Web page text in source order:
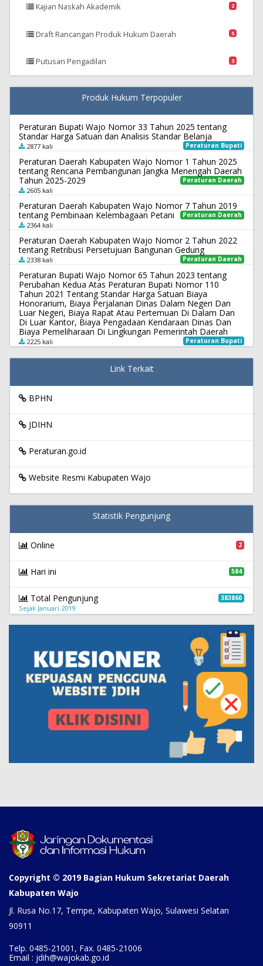
Kajian Naskah Akademik 2
Draft Rancangan Produk Hukum Daerah 5
Putusan Pengadilan 3
Produk Hukum Terpopuler
Peraturan Bupati Wajo Nomor 33 Tahun 2025 tentang
Standar Harga Satuan dan Analisis Standar Belanja
Peraturan Bupati
2877 kali
Peraturan Daerah Kabupaten Wajo Nomor 1 Tahun 2025
tentang Rencana Pembangunan Jangka Menengah Daerah
Tahun 2025-2029
Peraturan Daerah
2605 kali
Peraturan Daerah Kabupaten Wajo Nomor 7 Tahun 2019
tentang Pembinaan Kelembagaan Petani
Peraturan Daerah
2364 kali
Peraturan Daerah Kabupaten Wajo Nomor 2 Tahun 2022
tentang Retribusi Persetujuan Bangunan Gedung
Peraturan Daerah
2338 kali
Peraturan Bupati Wajo Nomor 65 Tahun 2023 tentang
Perubahan Kedua Atas Peraturan Bupati Nomor 110
Tahun 2021 Tentang Standar Harga Satuan Biaya
Honorarium, Biaya Perjalanan Dinas Dalam Negeri Dan
Luar Negeri, Biaya Rapat Atau Pertemuan Di Dalam Dan
Di Luar Kantor, Biaya Pengadaan Kendaraan Dinas Dan
Biaya Pemeliharaan Di Lingkungan Pemerintah Daerah
Peraturan Bupati
2225 kali
Link Terkait
BPHN
JDIHN
Peraturan.go.id
Website Resmi Kabupaten Wajo
Statistik Pengunjung
Online 2
Hari ini 584
Total Pengunjung 383860
Sejak Januari 2019
Copyright © 2019 Bagian Hukum Sekretariat Daerah
Kabupaten Wajo
Jl. Rusa No.17, Tempe, Kabupaten Wajo, Sulawesi Selatan
90911
Telp. 0485-21001, Fax. 0485-21006
Email : jdih@wajokab.go.id